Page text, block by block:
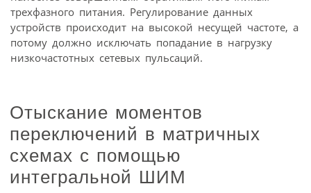
трехфазного питания. Регулирование данных
устройств происходит на высокой несущей частоте, а
потому должно исключать попадание в нагрузку
низкочастотных сетевых пульсаций.
Отыскание моментов
переключений в матричных
схемах с помощью
интегральной ШИМ